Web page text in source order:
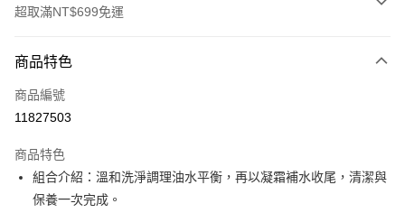
超取滿NT$699免運
信用卡一次付款
信用卡分期付款
合作金庫商業銀行
華南商業銀行
彰化商業銀行
上海商業儲蓄銀行
超商取貨付款
LINE Pay
商品特色
商品編號
11827503
商品特色
組合介紹：溫和洗淨調理油水平衡，再以凝霜補水收尾，清潔與
保養一次完成。